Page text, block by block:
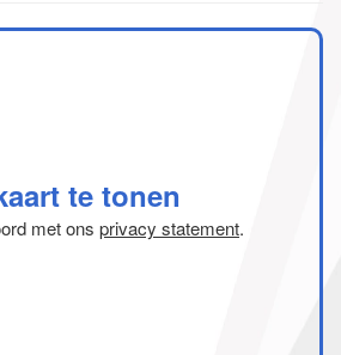
te tonen
met ons privacy statement.